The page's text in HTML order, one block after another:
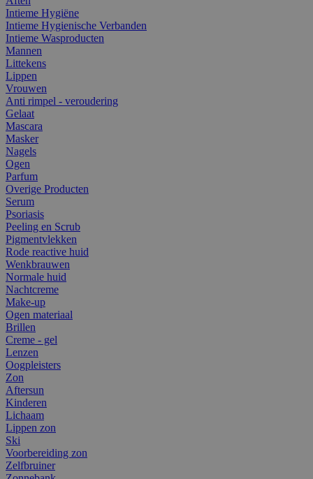
Intieme Hygiëne
Intieme Hygienische Verbanden
Intieme Wasproducten
Mannen
Littekens
Lippen
Vrouwen
Anti rimpel - veroudering
Gelaat
Mascara
Masker
Nagels
Ogen
Parfum
Overige Producten
Serum
Psoriasis
Peeling en Scrub
Pigmentvlekken
Rode reactive huid
Wenkbrauwen
Normale huid
Nachtcreme
Make-up
Ogen materiaal
Brillen
Creme - gel
Lenzen
Oogpleisters
Zon
Aftersun
Kinderen
Lichaam
Lippen zon
Ski
Voorbereiding zon
Zelfbruiner